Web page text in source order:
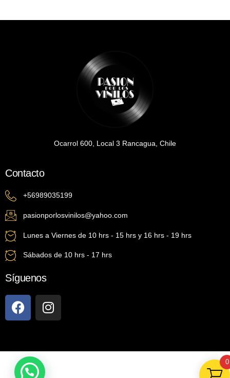
Ocarrol 600, Local 3 Rancagua, Chile
Contacto
+56989035199
pasionporlosvinilos@yahoo.com
Lunes a Viernes de 10 hrs - 15 hrs y 16 hrs - 19 hrs
Sábados de 10 hrs - 17 hrs
Síguenos
0